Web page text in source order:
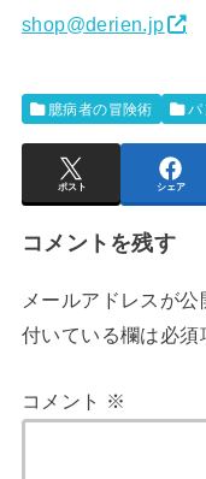
shop@derien.jp
臆病者の冒険術 パ
ポスト シェア
コメントを残す
メールアドレスが
付いている欄は必須
コメント ※